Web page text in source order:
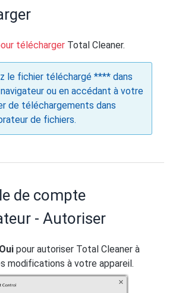
télécharger Total Cleaner.
le fichier téléchargé **** dans
ou en accédant à votre
de téléchargements dans
de fichiers.
de compte
- Autoriser
Oui pour autoriser Total Cleaner à
modifications à votre appareil.